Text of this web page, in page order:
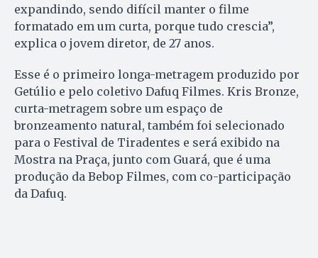
expandindo, sendo difícil manter o filme
formatado em um curta, porque tudo crescia”,
explica o jovem diretor, de 27 anos.
Esse é o primeiro longa-metragem produzido por
Getúlio e pelo coletivo Dafuq Filmes. Kris Bronze,
curta-metragem sobre um espaço de
bronzeamento natural, também foi selecionado
para o Festival de Tiradentes e será exibido na
Mostra na Praça, junto com Guará, que é uma
produção da Bebop Filmes, com co-participação
da Dafuq.